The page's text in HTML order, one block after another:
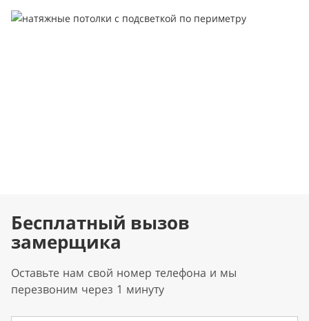
Бесплатный вызов
замерщика
Оставьте нам свой номер телефона и мы
перезвоним через 1 минуту